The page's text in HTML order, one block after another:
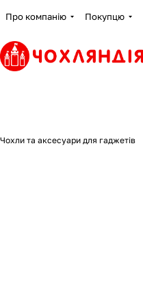
Про компанію Покупцю
Чохли та аксесуари для гаджетів